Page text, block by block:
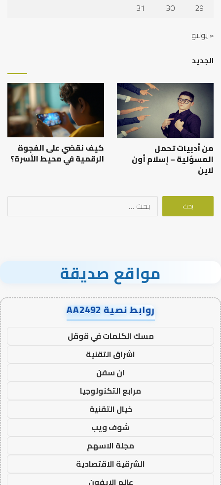
29
30
31
« يوليو
الجديد
كيف نقضي على الفجوة
الرقمية في محيط الأسرة؟
من أدبيات تحمل
المسؤلية – إسلام أون
لاين
البحث
عن:
مواقع صديقة
روابط نصية AA2492
مسك الكلمات في قوقل
اشراق التقنية
ان سفن
مرابع التكنولوجيا
خيال التقنية
شوف ويب
مجلة الاسهم
الشرقية الاقتصادية